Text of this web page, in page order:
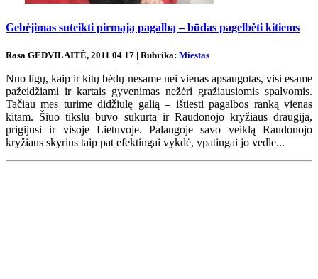
Gebėjimas suteikti pirmąją pagalbą – būdas pagelbėti kitiems
Rasa GEDVILAITĖ, 2011 04 17 | Rubrika: Miestas
Nuo ligų, kaip ir kitų bėdų nesame nei vienas apsaugotas, visi esame
pažeidžiami ir kartais gyvenimas nežėri gražiausiomis spalvomis.
Tačiau mes turime didžiulę galią – ištiesti pagalbos ranką vienas
kitam. Šiuo tikslu buvo sukurta ir Raudonojo kryžiaus draugija,
prigijusi ir visoje Lietuvoje. Palangoje savo veiklą Raudonojo
kryžiaus skyrius taip pat efektingai vykdė, ypatingai jo vedle...